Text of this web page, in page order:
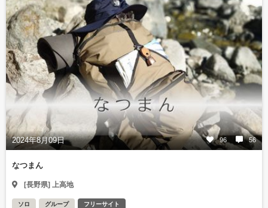
2024年8月09日 96 56
なつまん
[長野県] 上高地
ソロ グループ フリーサイト